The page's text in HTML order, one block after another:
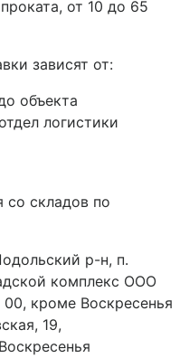
от 10 до 65
зависят от:
объекта
логистики
со складов по
р-н, п.
комплекс ООО
кроме Воскресенья
19,